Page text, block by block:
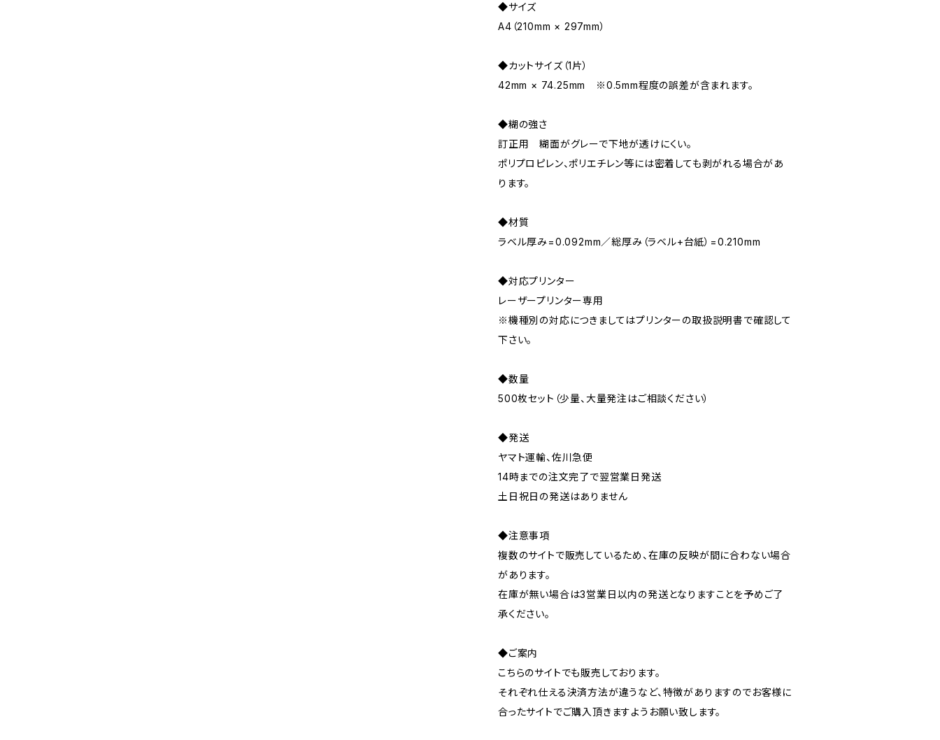
◆サイズ
A4（210mm × 297mm）
◆カットサイズ（1片）
42mm × 74.25mm ※0.5mm程度の誤差が含まれます。
◆糊の強さ
訂正用 糊面がグレーで下地が透けにくい。
ポリプロピレン、ポリエチレン等には密着しても剥がれる場合があ
ります。
◆材質
ラベル厚み=0.092mm／総厚み（ラベル+台紙）=0.210mm
◆対応プリンター
レーザープリンター専用
※機種別の対応につきましてはプリンターの取扱説明書で確認して
下さい。
◆数量
500枚セット（少量、大量発注はご相談ください）
◆発送
ヤマト運輸、佐川急便
14時までの注文完了で翌営業日発送
土日祝日の発送はありません
◆注意事項
複数のサイトで販売しているため、在庫の反映が間に合わない場合
があります。
在庫が無い場合は3営業日以内の発送となりますことを予めご了
承ください。
◆ご案内
こちらのサイトでも販売しております。
それぞれ仕える決済方法が違うなど、特徴がありますのでお客様に
合ったサイトでご購入頂きますようお願い致します。